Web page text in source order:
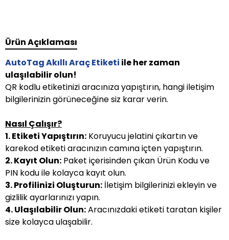
Ürün Açıklaması
AutoTag Akıllı Araç Etiketi ile her zaman
ulaşılabilir olun!
QR kodlu etiketinizi aracınıza yapıştırın, hangi iletişim
bilgilerinizin görüneceğine siz karar verin.
Nasıl Çalışır?
1. Etiketi Yapıştırın: Koruyucu jelatini çıkartın ve
karekod etiketi aracınızın camına içten yapıştırın.
2. Kayıt Olun: Paket içerisinden çıkan Ürün Kodu ve
PIN kodu ile kolayca kayıt olun.
3. Profilinizi Oluşturun: İletişim bilgilerinizi ekleyin ve
gizlilik ayarlarınızı yapın.
4. Ulaşılabilir Olun:Aracınızdaki etiketi taratan kişiler
size kolayca ulaşabilir.